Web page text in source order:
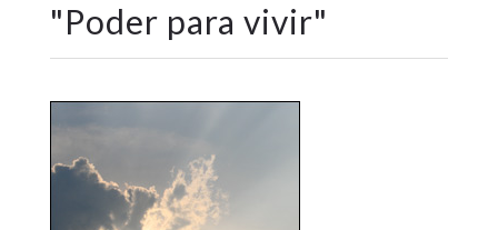
"Poder para vivir"